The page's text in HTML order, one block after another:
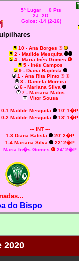
5º Lugar 0 Pts
2J 2D
Golos: -14 (2-16)
10 - Ana Borges ®
2 - Matilde Mesquita
4 - Maria Inês Gomes
5 - Inês Campos
9 - Diana Baptista
1 - Ana Rita Pinto ® ©
3 - Daniela Moreira
6 - Mariana Silva
7 - Mariana Matos
Vítor Sousa
0-1 Matilde Mesquita
10' 1�P
0-2 Matilde Mesquita 13' 1�P
--- INT ---
1-3 Diana Batista
20' 2�P
1-4 Mariana Silva
22' 2�P
Maria In�s Gomes
24' 2�P
do Bispo
2020